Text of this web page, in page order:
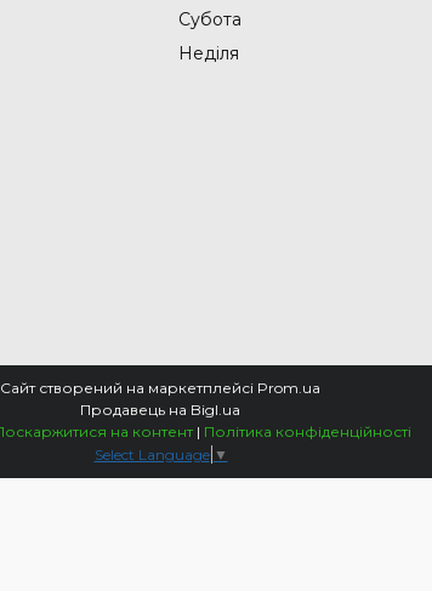
Субота
Неділя
Сайт створений на маркетплейсі Prom.ua
Продавець на Bigl.ua
на контент | Політика конфіденційності
Select Language ▼